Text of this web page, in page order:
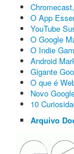
O App
YouTube
O Google
O Indie
Android
Gigante
O que é
Novo
10
Arquivo